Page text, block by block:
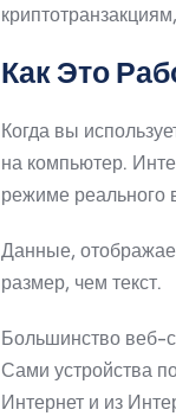
Как Это
Когда вы
на компьютер.
режиме реального
Данные,
размер, чем текст.
Большинство веб-
Сами устройства
Интернет и из